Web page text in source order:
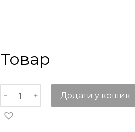
Товар
Додати у кошик